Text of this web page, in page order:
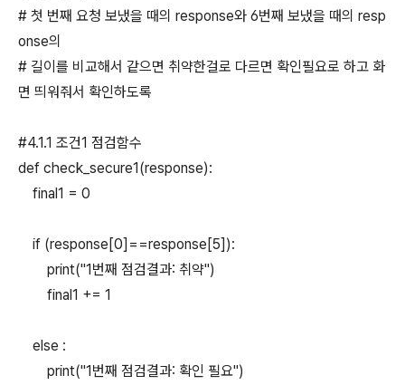
# 첫 번째 요청 보냈을 때의 response와 6번째 보냈을 때의 resp
onse의
# 길이를 비교해서 같으면 취약한걸로 다르면 확인필요로 하고 화
면 띄워줘서 확인하도록
#4.1.1 조건1 점검함수
def check_secure1(response):
final1 = 0
if (response[0]==response[5]):
print("1번째 점검결과: 취약")
final1 += 1
else :
print("1번째 점검결과: 확인 필요")